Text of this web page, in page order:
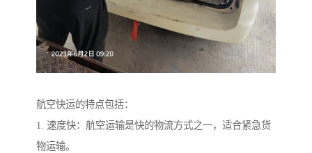
航空快运的特点包括：
1. 速度快：航空运输是快的物流方式之一，适合紧急货
物运输。